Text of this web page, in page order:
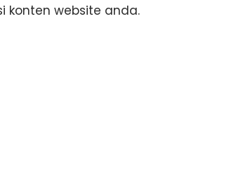
konten website anda.